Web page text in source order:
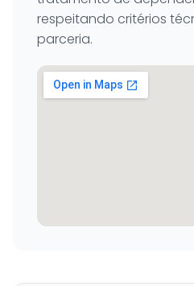
respeitando critérios
parceria.